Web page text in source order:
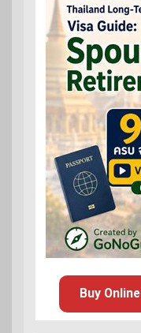
Buy Online